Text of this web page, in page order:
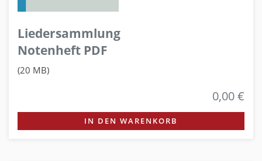
Liedersammlung
Notenheft PDF
(20 MB)
0,00 €
IN DEN WARENKORB